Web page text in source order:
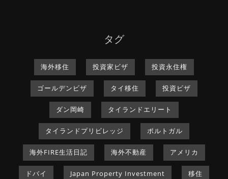
タグ
海外移住 投資家ビザ 投資永住権
ゴールデンビザ タイ移住 投資ビザ
ダン岡崎 タイランドエリート
タイランドプリビレッジ ポルトガル
海外FIRE生活日記 海外不動産 アメリカ
ドバイ Japan Property Investment 移住